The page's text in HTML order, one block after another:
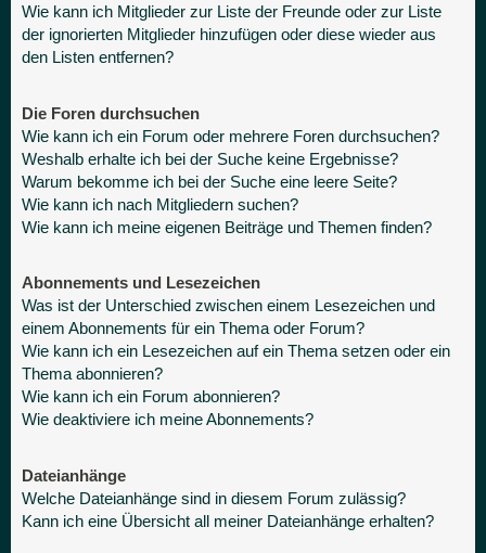
Wie kann ich Mitglieder zur Liste der Freunde oder zur Liste
der ignorierten Mitglieder hinzufügen oder diese wieder aus
den Listen entfernen?
Die Foren durchsuchen
Wie kann ich ein Forum oder mehrere Foren durchsuchen?
Weshalb erhalte ich bei der Suche keine Ergebnisse?
Warum bekomme ich bei der Suche eine leere Seite?
Wie kann ich nach Mitgliedern suchen?
Wie kann ich meine eigenen Beiträge und Themen finden?
Abonnements und Lesezeichen
Was ist der Unterschied zwischen einem Lesezeichen und
einem Abonnements für ein Thema oder Forum?
Wie kann ich ein Lesezeichen auf ein Thema setzen oder ein
Thema abonnieren?
Wie kann ich ein Forum abonnieren?
Wie deaktiviere ich meine Abonnements?
Dateianhänge
Welche Dateianhänge sind in diesem Forum zulässig?
Kann ich eine Übersicht all meiner Dateianhänge erhalten?